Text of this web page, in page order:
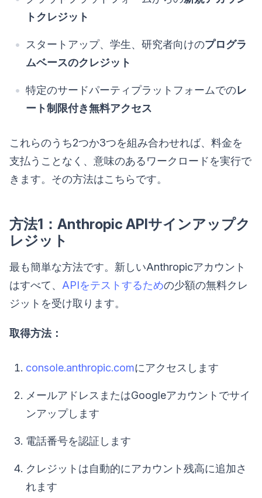
トクレジット
スタートアップ、学生、研究者向けのプログラ
ムベースのクレジット
特定のサードパーティプラットフォームでのレ
ート制限付き無料アクセス
これらのうち2つか3つを組み合わせれば、料金を
支払うことなく、意味のあるワークロードを実行で
きます。その方法はこちらです。
方法1：Anthropic APIサインアップク
レジット
最も簡単な方法です。新しいAnthropicアカウント
はすべて、 APIをテストするための少額の無料クレ
ジットを受け取ります。
取得方法：
console.anthropic.comにアクセスします
メールアドレスまたはGoogleアカウントでサイ
ンアップします
電話番号を認証します
クレジットは自動的にアカウント残高に追加さ
れます